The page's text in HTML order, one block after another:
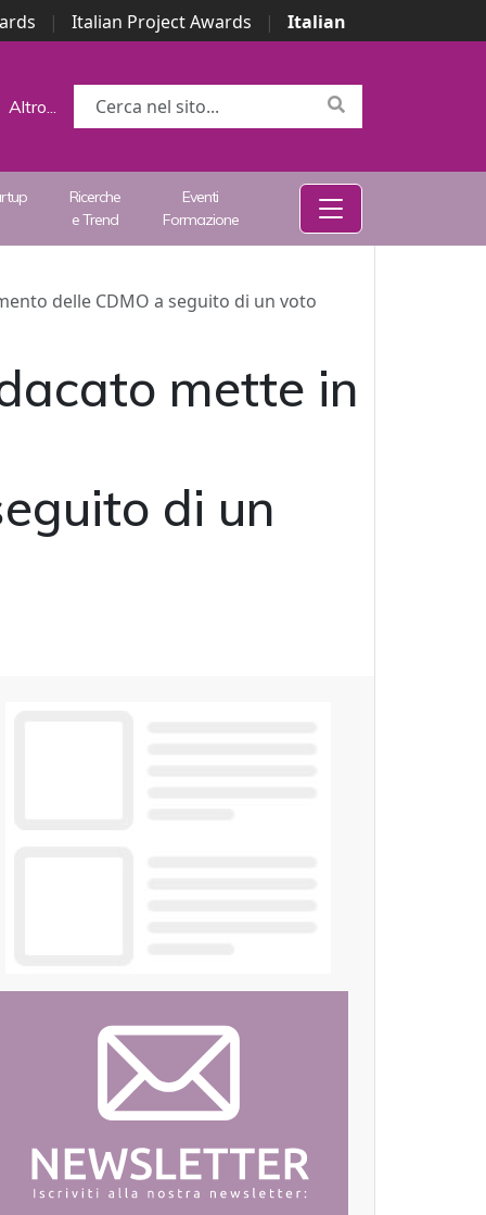
| Italian Project Awards |
Italian
Altro...
Ricerche
e Trend
Eventi
Formazione
delle CDMO a seguito di un voto
mette in
di un